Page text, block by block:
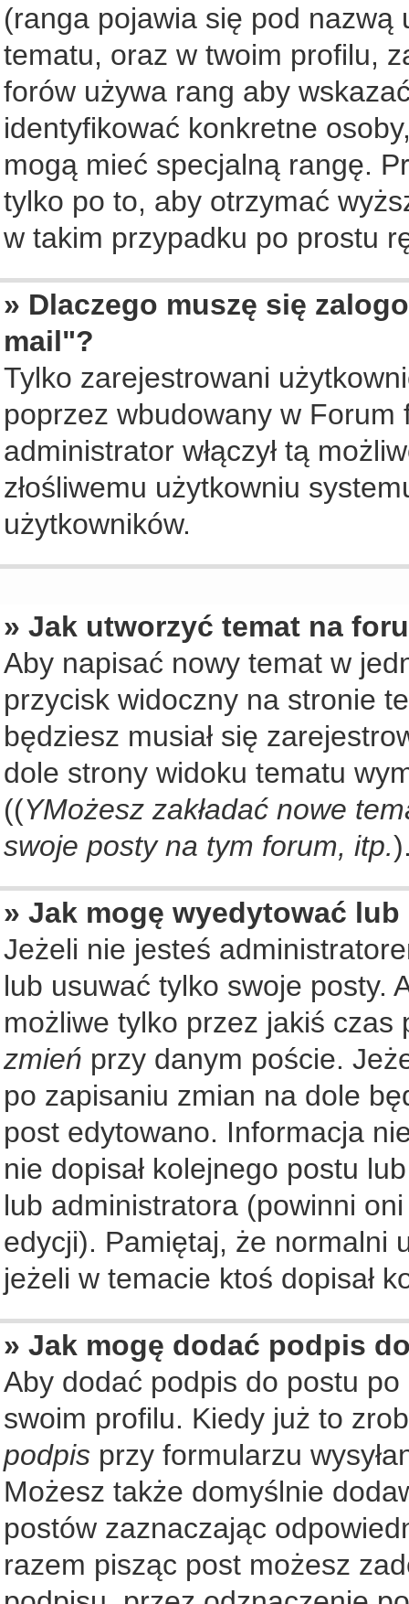
(ranga pojawia się pod
tematu, oraz w twoim profilu,
forów używa rang aby
identyfikować konkretne
mogą mieć specjalną rangę.
tylko po to, aby otrzymać
w takim przypadku po prostu
» Dlaczego muszę się
mail"?
Tylko zarejestrowani
poprzez wbudowany w Forum
administrator włączył tą
złośliwemu użytkowniu
użytkowników.
» Jak utworzyć temat na
Aby napisać nowy temat w
przycisk widoczny na stronie
będziesz musiał się
dole strony widoku tematu
((YMożesz zakładać nowe
swoje posty na tym forum, itp.
» Jak mogę wyedytować
Jeżeli nie jesteś
lub usuwać tylko swoje posty.
możliwe tylko przez jakiś
zmień przy danym poście.
po zapisaniu zmian na dole
post edytowano. Informacja
nie dopisał kolejnego postu
lub administratora (powinni
edycji). Pamiętaj, że normalni
jeżeli w temacie ktoś dopisał
» Jak mogę dodać podpis
Aby dodać podpis do postu
swoim profilu. Kiedy już to
podpis przy formularzu
Możesz także domyślnie
postów zaznaczając
razem pisząc post możesz